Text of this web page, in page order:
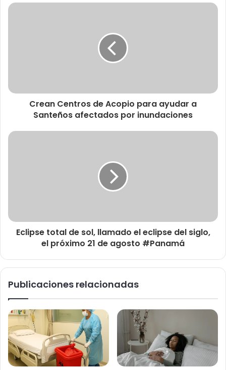
Crean Centros de Acopio para ayudar a
Santeños afectados por inundaciones
Eclipse total de sol, llamado el eclipse del siglo,
el próximo 21 de agosto #Panamá
Publicaciones relacionadas